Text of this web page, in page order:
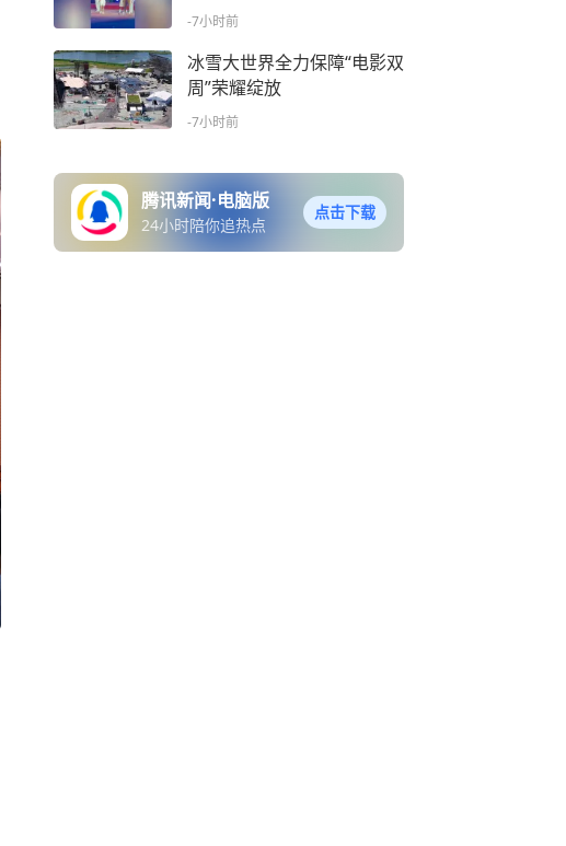
-7小时前
冰雪大世界全力保障“电影双
周”荣耀绽放
-7小时前
腾讯新闻·电脑版
24小时陪你追热点
点击下载